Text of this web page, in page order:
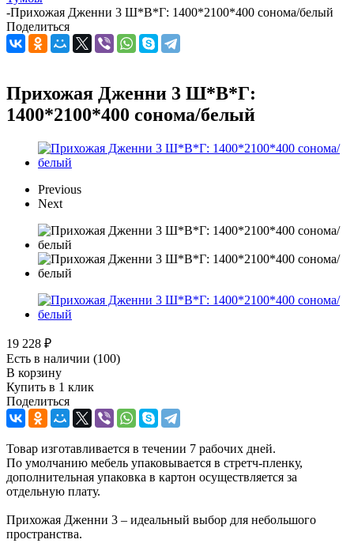
-Прихожая Дженни 3 Ш*В*Г: 1400*2100*400 сонома/белый
Поделиться
Прихожая Дженни 3 Ш*В*Г:
1400*2100*400 сонома/белый
Previous
Next
19 228 ₽
Есть в наличии (100)
В корзину
Купить в 1 клик
Поделиться
Товар изготавливается в течении 7 рабочих дней.
По умолчанию мебель упаковывается в стретч-пленку,
дополнительная упаковка в картон осуществляется за
отдельную плату.
Прихожая Дженни 3 – идеальный выбор для небольшого
пространства.